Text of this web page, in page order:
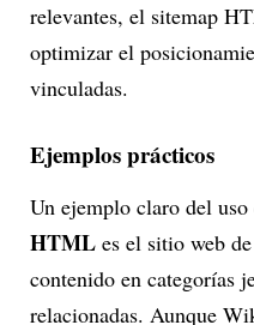
relevantes, el sitemap
optimizar el
vinculadas.
Ejemplos prácticos
Un ejemplo claro del
HTML es el sitio web de
contenido en categorías
relacionadas. Aunque